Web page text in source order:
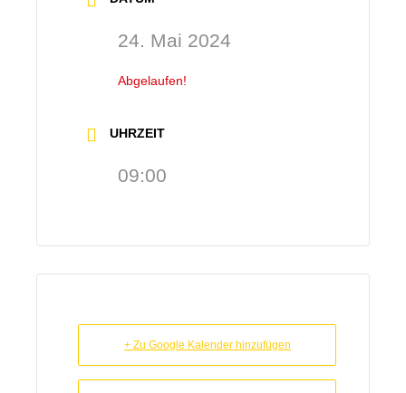
24. Mai 2024
Abgelaufen!
UHRZEIT
09:00
+ Zu Google Kalender hinzufügen